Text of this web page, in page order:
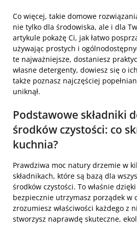
Co więcej, takie domowe
nie tylko dla środowiska, ale i dla
artykule pokażę Ci, jak łatwo
używając prostych i
te najważniejsze, dostaniesz
własne detergenty, dowiesz się o
także poznasz najczęściej
uniknął.
Podstawowe składniki
środków czystości: co
kuchnia?
Prawdziwa moc natury drzemie w
składnikach, które są bazą dla
środków czystości. To właśnie
bezpiecznie utrzymasz porządek w
zrozumiesz właściwości każdego z
stworzysz naprawdę skuteczne,